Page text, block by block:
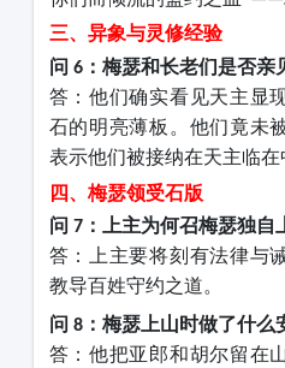
三、异象与灵修经验
问 6：梅瑟和长老们是否亲
答：他们确实看见天主显
石的明亮薄板。他们竟未
表示他们被接纳在天主临在
四、梅瑟领受石版
问 7：上主为何召梅瑟独自
答：上主要将刻有法律与
教导百姓守约之道。
问 8：梅瑟上山时做了什么
答：他把亚郎和胡尔留在